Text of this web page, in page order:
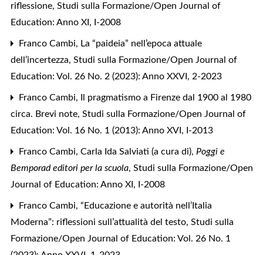
riflessione, Studi sulla Formazione/Open Journal of
Education: Anno XI, I-2008
Franco Cambi, La “paideia” nell’epoca attuale
dell’incertezza, Studi sulla Formazione/Open Journal of
Education: Vol. 26 No. 2 (2023): Anno XXVI, 2-2023
Franco Cambi,
Il pragmatismo a Firenze dal 1900 al 1980
circa. Brevi note, Studi sulla Formazione/Open Journal of
Education: Vol. 16 No. 1 (2013): Anno XVI, I-2013
Franco Cambi, Carla Ida Salviati (a cura di), Poggi e
Bemporad editori per la scuola, Studi sulla Formazione/Open
Journal of Education: Anno XI, I-2008
Franco Cambi, “Educazione e autorità nell’Italia
Moderna”: riflessioni sull’attualità del testo, Studi sulla
Formazione/Open Journal of Education: Vol. 26 No. 1